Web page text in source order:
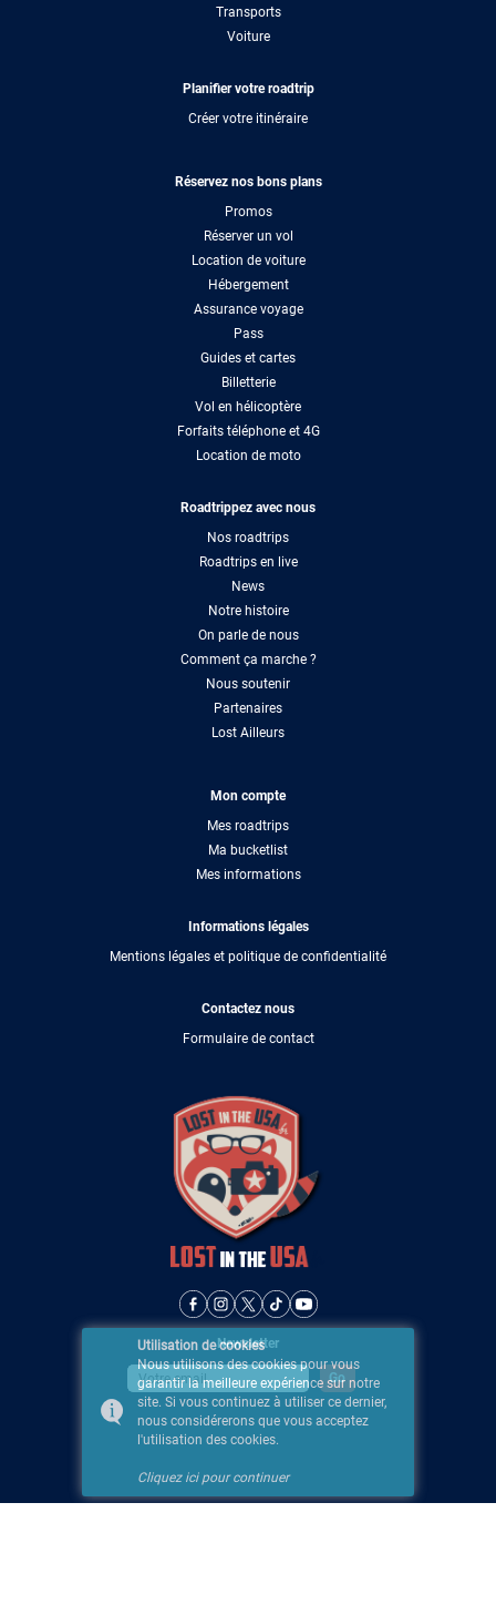
Transports
Voiture
Planifier votre roadtrip
Créer votre itinéraire
Réservez nos bons plans
Promos
Réserver un vol
Location de voiture
Hébergement
Assurance voyage
Pass
Guides et cartes
Billetterie
Vol en hélicoptère
Forfaits téléphone et 4G
Location de moto
Roadtrippez avec nous
Nos roadtrips
Roadtrips en live
News
Notre histoire
On parle de nous
Comment ça marche ?
Nous soutenir
Partenaires
Lost Ailleurs
Mon compte
Mes roadtrips
Ma bucketlist
Mes informations
Informations légales
Mentions légales et politique de confidentialité
Contactez nous
Formulaire de contact
Newsletter
Utilisation de cookies
Nous utilisons des cookies pour vous
garantir la meilleure expérience sur notre
site. Si vous continuez à utiliser ce dernier,
nous considérerons que vous acceptez
l'utilisation des cookies.
Cliquez ici pour continuer